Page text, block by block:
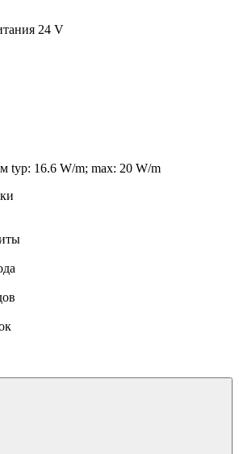
24 V
typ: 16.6 W/m; max: 20 W/m